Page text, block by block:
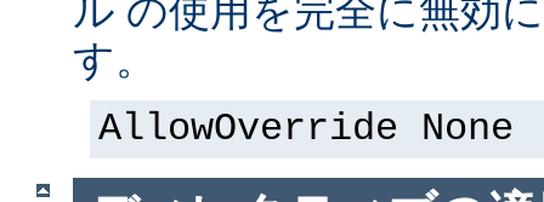
ル の使用を完全に無効
す。
AllowOverride None